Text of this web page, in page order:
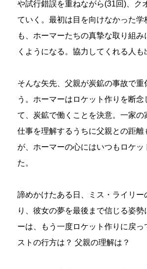
や試行錯誤を重ねながら(31回)、ク
ていく。最初は目を向けなかった学
も、ホーマーたちの真摯な取り組み
くようになる。協力してくれる人も
そんな矢先、父親が炭鉱の事故で重
う。ホーマーはロケット作りを断念
て、炭鉱で働くことを決意。一家の
仕事を理解するうちに父親との距離
が、ホーマーの心にはいつもロケッ
た。
諦めかけたある日、ミス・ライリー
り、彼女の夢を最後まで信じる姿勢
ーは、もう一度ロケット作りに戻っ
ストの行方は？ 父親の理解は？